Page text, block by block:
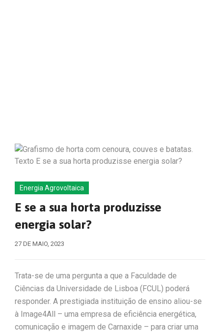
Energia Agrovoltaica
E se a sua horta produzisse
energia solar?
27 DE MAIO, 2023
Trata-se de uma pergunta a que a Faculdade de
Ciências da Universidade de Lisboa (FCUL) poderá
responder. A prestigiada instituição de ensino aliou-se
à Image4All – uma empresa de eficiência energética,
comunicação e imagem de Carnaxide – para criar uma